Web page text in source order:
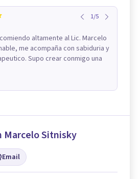
1/5
altamente al Lic. Marcelo
me acompaña con sabiduria y
Supo crear conmigo una
Marcelo Sitnisky
Email